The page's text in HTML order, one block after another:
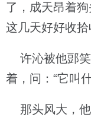
了，成天昂着
这几天好好收拾
许沁被他郖笑
着，问：“它叫
那头风大，他